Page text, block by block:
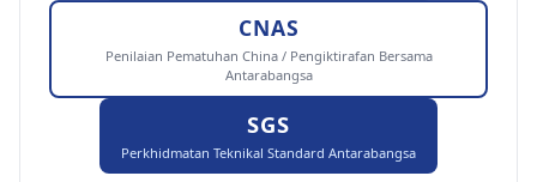
CNAS
Penilaian Pematuhan China / Pengiktirafan Bersama
Antarabangsa
SGS
Perkhidmatan Teknikal Standard Antarabangsa